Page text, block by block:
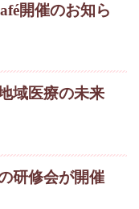
開催のお知ら
域医療の未来
研修会が開催